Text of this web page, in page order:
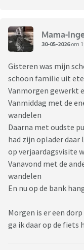
Mama-
30-05-2026om
Gisteren was mijn
schoon familie uit
Vanmorgen gewerkt
Vanmiddag met de
wandelen
Daarna met oudste
had zijn oplader daar
op verjaardagsvisite
Vanavond met de
wandelen
En nu op de bank
Morgen is er een
ga ik daar op de fiets